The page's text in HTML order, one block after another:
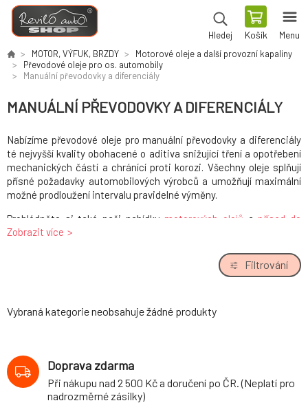
Hledej Košík Menu
MOTOR, VÝFUK, BRZDY
Motorové oleje a další provozní kapaliny
Převodové oleje pro os. automobily
Manuální převodovky a diferenciály
MANUÁLNÍ PŘEVODOVKY A DIFERENCIÁLY
Nabízíme převodové oleje pro manuální převodovky a diferenciály
té nejvyšší kvality obohacené o aditiva snižující tření a opotřebení
mechanických částí a chránící proti korozi. Všechny oleje splňují
přísné požadavky automobilových výrobců a umožňují maximální
možné prodloužení intervalu pravidelné výměny.
Prohlédněte si také naši nabídku motorových olejů a přísad do
provozních kapalin
Zobrazit více
Filtrování
Vybraná kategorie neobsahuje žádné produkty
Doprava zdarma
Při nákupu nad 2 500 Kč a doručení po ČR. (Neplatí pro
nadrozměrné zásilky)